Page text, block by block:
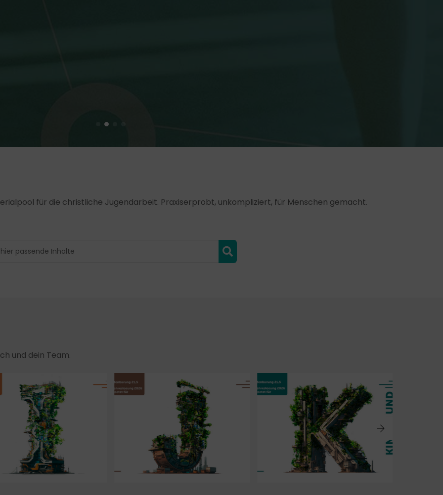
für die christliche Jugendarbeit. Praxiserprobt, unkompliziert, für Menschen gemacht.
und dein Team.